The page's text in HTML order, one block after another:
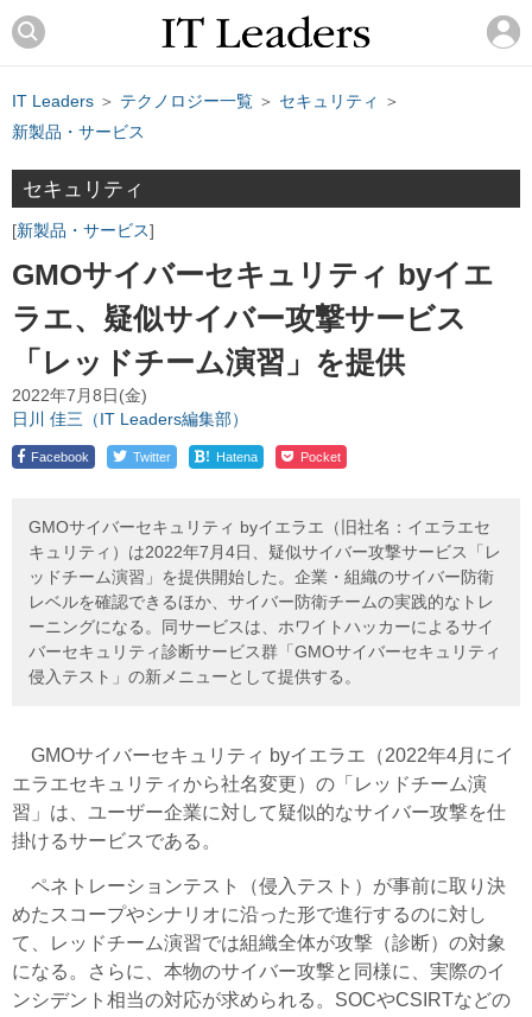
IT Leaders ＞ テクノロジー一覧 ＞ セキュリティ
＞
新製品・サービス
セキュリティ
新製品・サービス
GMOサイバーセキュリティ byイエ
ラエ、疑似サイバー攻撃サービス
「レッドチーム演習」を提供
2022年7月8日(金)
日川 佳三（IT Leaders編集部）
Facebook Twitter ! Hatena Pocket
GMOサイバーセキュリティ byイエラエ（旧社名：イエラエセ
キュリティ）は2022年7月4日、疑似サイバー攻撃サービス「レ
ッドチーム演習」を提供開始した。企業・組織のサイバー防衛
レベルを確認できるほか、サイバー防衛チームの実践的なトレ
ーニングになる。同サービスは、ホワイトハッカーによるサイ
バーセキュリティ診断サービス群「GMOサイバーセキュリティ
侵入テスト」の新メニューとして提供する。
GMOサイバーセキュリティ byイエラエ（2022年4月にイ
エラエセキュリティから社名変更）の「レッドチーム演
習」は、ユーザー企業に対して疑似的なサイバー攻撃を仕
掛けるサービスである。
ペネトレーションテスト（侵入テスト）が事前に取り決
めたスコープやシナリオに沿った形で進行するのに対し
て、レッドチーム演習では組織全体が攻撃（診断）の対象
になる。さらに、本物のサイバー攻撃と同様に、実際のイ
ンシデント相当の対応が求められる。SOCやCSIRTなどの